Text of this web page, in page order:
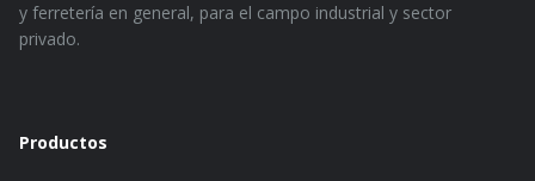
y ferretería en general, para el campo industrial y sector
privado.
Productos